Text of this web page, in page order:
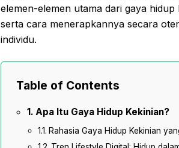
elemen-elemen utama dari gaya
serta cara menerapkannya secara
individu.
Table of Contents
Apa Itu Gaya Hidup Kekinian?
Rahasia Gaya Hidup Kekinian